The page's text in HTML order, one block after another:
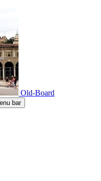
Old-Board
bar